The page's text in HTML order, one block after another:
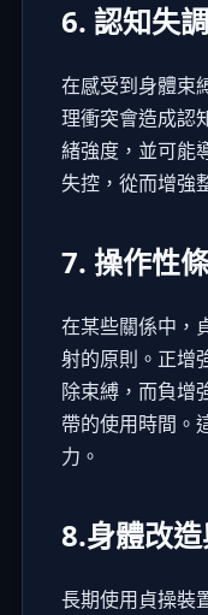
6. 認知失調
在感受到身體束
理衝突會造成認
緒強度，並可能
失控，從而增強
7. 操作性
在某些關係中，
射的原則。正增
除束縛，而負增
帶的使用時間。
力。
8.身體改
長期使用貞操裝